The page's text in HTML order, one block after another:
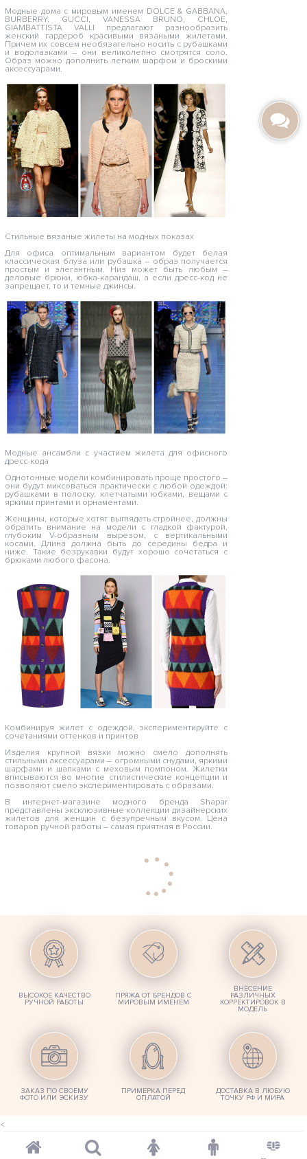
Модные дома с мировым именем DOLCE & GABBANA,
BURBERRY, GUCCI, VANESSA BRUNO, CHLOE,
GIAMBATTISTA VALLI предлагают разнообразить
женский гардероб красивыми вязаными жилетами.
Причем их совсем необязательно носить с рубашками
и водолазками – они великолепно смотрятся соло.
Образ можно дополнить легким шарфом и броскими
аксессуарами.
Стильные вязаные жилеты на модных показах
Для офиса оптимальным вариантом будет белая
классическая блуза или рубашка – образ получается
простым и элегантным. Низ может быть любым –
деловые брюки, юбка-карандаш, а если дресс-код не
запрещает, то и темные джинсы.
Модные ансамбли с участием жилета для офисного
дресс-кода
Однотонные модели комбинировать проще простого –
они будут миксоваться практически с любой одеждой:
рубашками в полоску, клетчатыми юбками, вещами с
яркими принтами и орнаментами.
Женщины, которые хотят выглядеть стройнее, должны
обратить внимание на модели с гладкой фактурой,
глубоким V-образным вырезом, с вертикальными
косами. Длина должна быть до середины бедра и
ниже. Такие безрукавки будут хорошо сочетаться с
брюками любого фасона.
Комбинируя жилет с одеждой, экспериментируйте с
сочетаниями оттенков и принтов
Изделия крупной вязки можно смело дополнять
стильными аксессуарами – огромными снудами, яркими
шарфами и шапками с меховым помпоном. Жилетки
вписываются во многие стилистические концепции и
позволяют смело экспериментировать с образами.
В интернет-магазине модного бренда Shapar
представлены эксклюзивные коллекции дизайнерских
жилетов для женщин с безупречным вкусом. Цена
товаров ручной работы – самая приятная в России.
ВЫСОКОЕ КАЧЕСТВО
РУЧНОЙ РАБОТЫ
ПРЯЖА ОТ БРЕНДОВ С
МИРОВЫМ ИМЕНЕМ
ВНЕСЕНИЕ
РАЗЛИЧНЫХ
КОРРЕКТИРОВОК В
МОДЕЛЬ
ЗАКАЗ ПО СВОЕМУ
ФОТО ИЛИ ЭСКИЗУ
ПРИМЕРКА ПЕРЕД
ОПЛАТОЙ
ДОСТАВКА В ЛЮБУЮ
ТОЧКУ РФ И МИРА
<